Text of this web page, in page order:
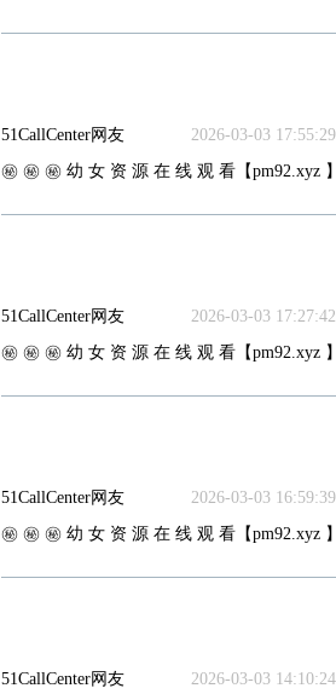
51CallCenter网友
2026-03-03 17:55:29
㊙️ ㊙️ ㊙️ 幼 女 资 源 在 线 观 看【pm92.xyz
51CallCenter网友
2026-03-03 17:27:42
㊙️ ㊙️ ㊙️ 幼 女 资 源 在 线 观 看【pm92.xyz
51CallCenter网友
2026-03-03 16:59:39
㊙️ ㊙️ ㊙️ 幼 女 资 源 在 线 观 看【pm92.xyz
51CallCenter网友 2026-03-03 14:10:24